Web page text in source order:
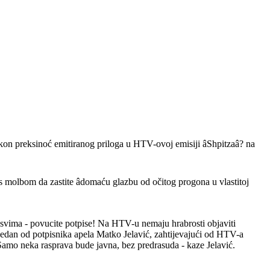
emitiranog priloga u HTV-ovoj emisiji âShpitzaâ? na
da zastite âdomaću glazbu od očitog progona u vlastitoj
- povucite potpise! Na HTV-u nemaju hrabrosti objaviti
od potpisnika apela Matko Jelavić, zahtijevajući od HTV-a
neka rasprava bude javna, bez predrasuda - kaze Jelavić.